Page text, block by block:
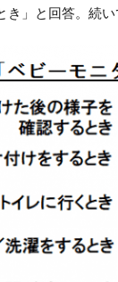
き」と回答。続